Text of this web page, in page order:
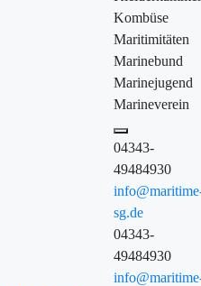
Kombüse
Maritimitäten
Marinebund
Marinejugend
Marineverein
04343-
49484930
sg.de
04343-
49484930